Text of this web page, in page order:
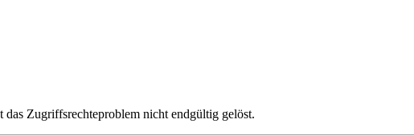
Zugriffsrechteproblem nicht endgültig gelöst.